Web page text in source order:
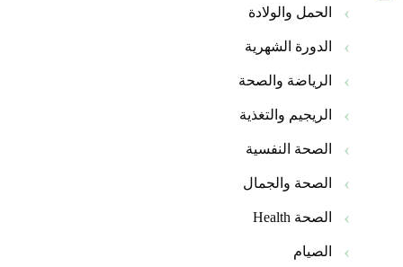
الحمل والولادة
الدورة الشهرية
الرياضة والصحة
الريجيم والتغذية
الصحة النفسية
الصحة والجمال
الصحة Health
الصيام